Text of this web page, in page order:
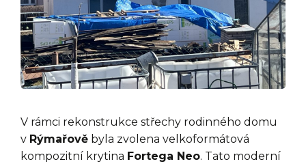
V rámci rekonstrukce střechy rodinného domu
v Rýmařově byla zvolena velkoformátová
kompozitní krytina Fortega Neo. Tato moderní